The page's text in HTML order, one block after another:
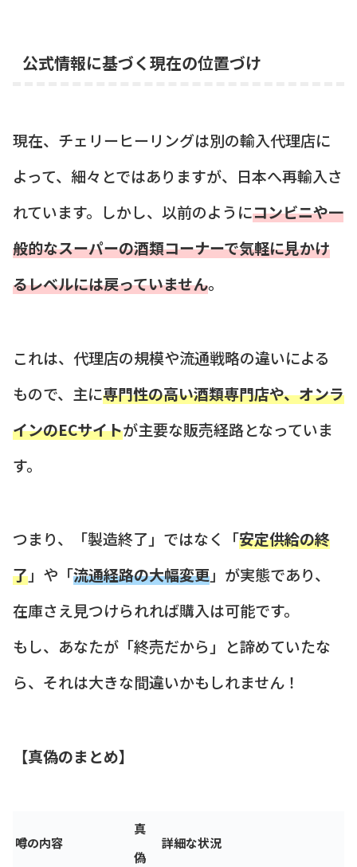
公式情報に基づく現在の位置づけ
現在、チェリーヒーリングは別の輸入代理店に
よって、細々とではありますが、日本へ再輸入さ
れています。しかし、以前のようにコンビニや一
般的なスーパーの酒類コーナーで気軽に見かけ
るレベルには戻っていません。
これは、代理店の規模や流通戦略の違いによる
もので、主に専門性の高い酒類専門店や、オンラ
インのECサイトが主要な販売経路となっていま
す。
つまり、「製造終了」ではなく「安定供給の終
了」や「流通経路の大幅変更」が実態であり、
在庫さえ見つけられれば購入は可能です。
もし、あなたが「終売だから」と諦めていたな
ら、それは大きな間違いかもしれません！
【真偽のまとめ】
噂の内容
真
偽
詳細な状況